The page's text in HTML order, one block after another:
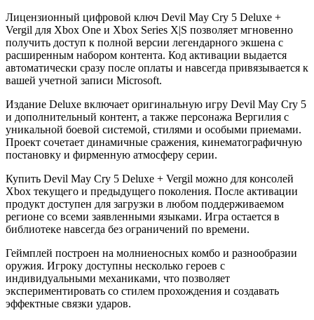
Лицензионный цифровой ключ Devil May Cry 5 Deluxe +
Vergil для Xbox One и Xbox Series X|S позволяет мгновенно
получить доступ к полной версии легендарного экшена с
расширенным набором контента. Код активации выдается
автоматически сразу после оплаты и навсегда привязывается к
вашей учетной записи Microsoft.
Издание Deluxe включает оригинальную игру Devil May Cry 5
и дополнительный контент, а также персонажа Вергилия с
уникальной боевой системой, стилями и особыми приемами.
Проект сочетает динамичные сражения, кинематографичную
постановку и фирменную атмосферу серии.
Купить Devil May Cry 5 Deluxe + Vergil можно для консолей
Xbox текущего и предыдущего поколения. После активации
продукт доступен для загрузки в любом поддерживаемом
регионе со всеми заявленными языками. Игра остается в
библиотеке навсегда без ограничений по времени.
Геймплей построен на молниеносных комбо и разнообразии
оружия. Игроку доступны несколько героев с
индивидуальными механиками, что позволяет
экспериментировать со стилем прохождения и создавать
эффектные связки ударов.